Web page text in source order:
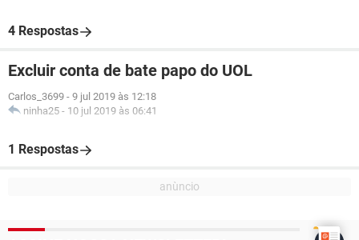
4 Respostas
Excluir conta de bate papo do UOL
Carlos_3699 - 9 jul 2019 às 12:18
ninha25 - 10 jul 2019 às 06:41
1 Respostas